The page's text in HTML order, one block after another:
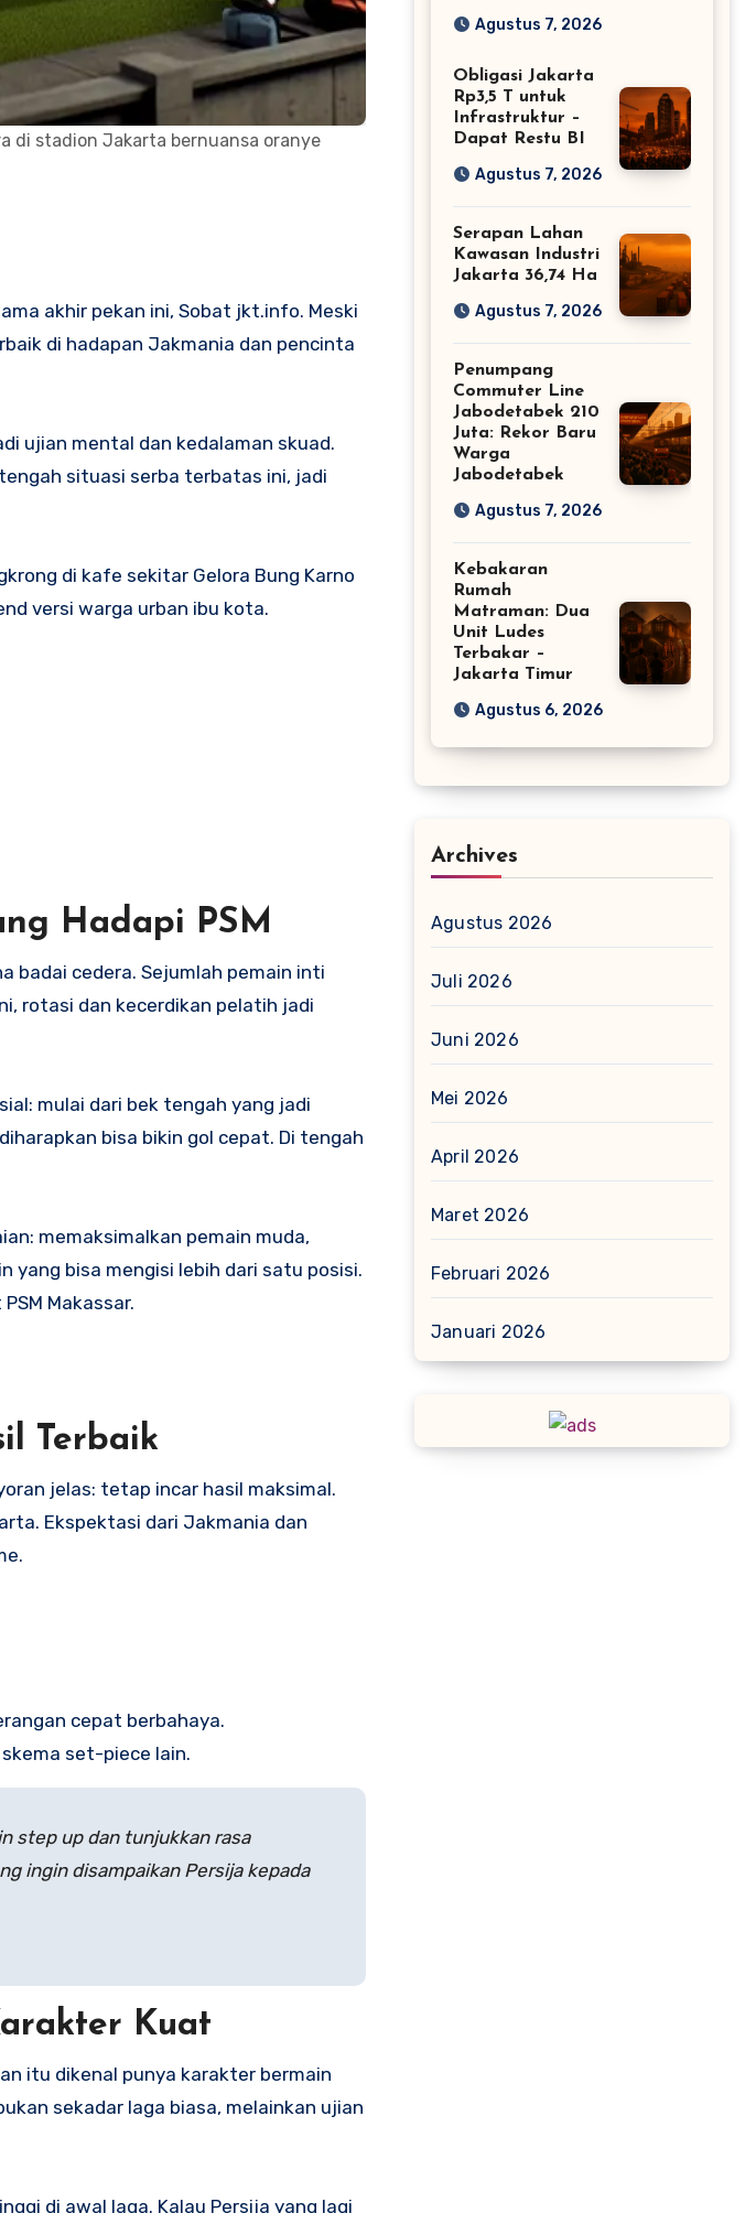
di stadion Jakarta bernuansa oranye
akhir pekan ini, Sobat jkt.info. Meski
di hadapan Jakmania dan pencinta
ujian mental dan kedalaman skuad.
situasi serba terbatas ini, jadi
di kafe sekitar Gelora Bung Karno
versi warga urban ibu kota.
Hadapi PSM
badai cedera. Sejumlah pemain inti
rotasi dan kecerdikan pelatih jadi
mulai dari bek tengah yang jadi
bisa bikin gol cepat. Di tengah
memaksimalkan pemain muda,
yang bisa mengisi lebih dari satu posisi.
Makassar.
Terbaik
jelas: tetap incar hasil maksimal.
Ekspektasi dari Jakmania dan
cepat berbahaya.
set-piece lain.
step up dan tunjukkan rasa
ingin disampaikan Persija kepada
Kuat
itu dikenal punya karakter bermain
sekadar laga biasa, melainkan ujian
di awal laga. Kalau Persija yang lagi
Lalu Lintas
Agustus 7, 2026
Obligasi Jakarta
Rp3,5 T untuk
Infrastruktur –
Dapat Restu BI
Agustus 7, 2026
Serapan Lahan
Kawasan Industri
Jakarta 36,74 Ha
Agustus 7, 2026
Penumpang
Commuter Line
Jabodetabek 210
Juta: Rekor Baru
Warga
Jabodetabek
Agustus 7, 2026
Kebakaran
Rumah
Matraman: Dua
Unit Ludes
Terbakar –
Jakarta Timur
Agustus 6, 2026
Archives
Agustus 2026
Juli 2026
Juni 2026
Mei 2026
April 2026
Maret 2026
Februari 2026
Januari 2026